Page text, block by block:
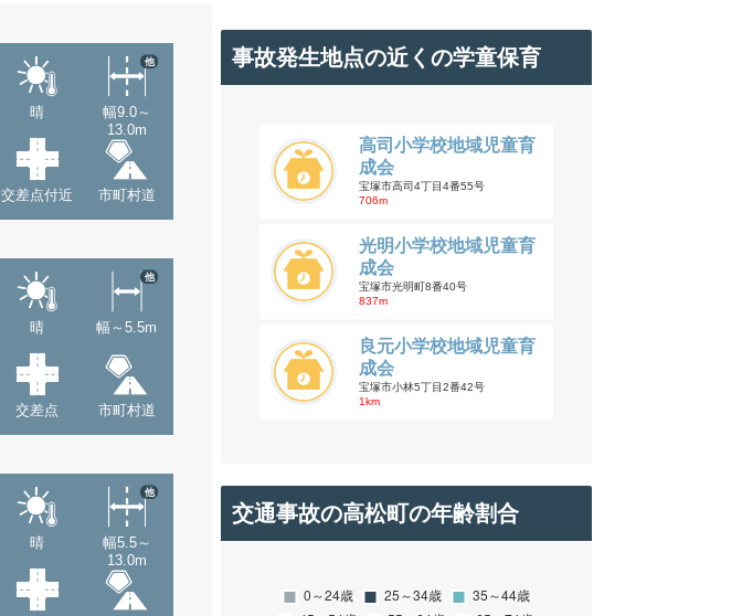
晴
幅9.0～
13.0m
他
交差点付近 市町村道
晴 幅～5.5m
他
交差点 市町村道
晴
幅5.5～
13.0m
他
事故発生地点の近くの学童保育
高司小学校地域児童育
成会
宝塚市高司4丁目4番55号
706m
光明小学校地域児童育
成会
宝塚市光明町8番40号
837m
良元小学校地域児童育
成会
宝塚市小林5丁目2番42号
1km
交通事故の高松町の年齢割合